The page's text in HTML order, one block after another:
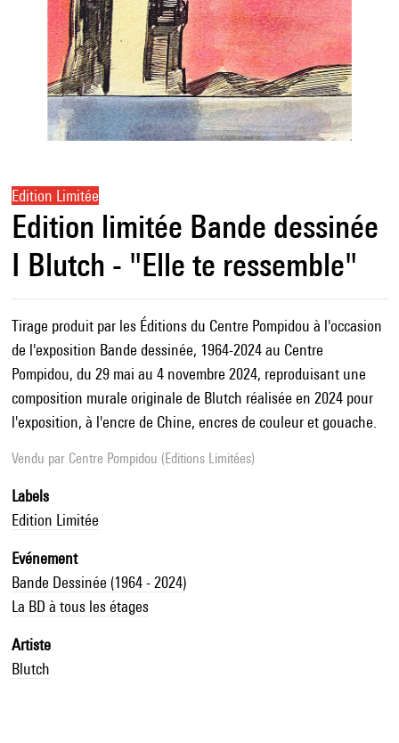
Edition Limitée
Edition limitée Bande dessinée
I Blutch - "Elle te ressemble"
Tirage produit par les Éditions du Centre Pompidou à l'occasion
de l'exposition Bande dessinée, 1964-2024 au Centre
Pompidou, du 29 mai au 4 novembre 2024, reproduisant une
composition murale originale de Blutch réalisée en 2024 pour
l'exposition, à l'encre de Chine, encres de couleur et gouache.
Vendu par Centre Pompidou (Editions Limitées)
Labels
Edition Limitée
Evénement
Bande Dessinée (1964 - 2024)
La BD à tous les étages
Artiste
Blutch